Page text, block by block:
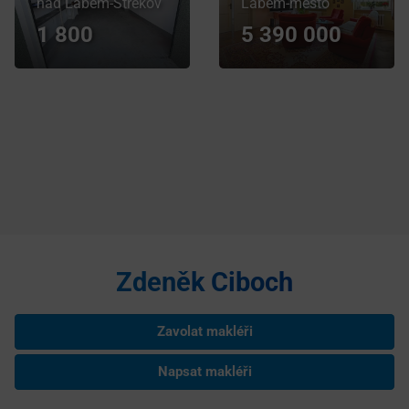
1 800 5 390 000
Zdeněk Ciboch
Zavolat makléři
Napsat makléři